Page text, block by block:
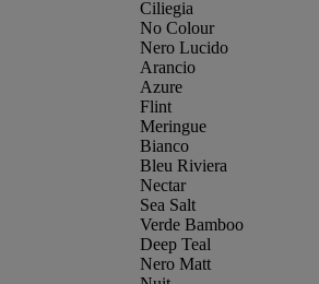
Ciliegia
No Colour
Nero Lucido
Arancio
Azure
Flint
Meringue
Bianco
Bleu Riviera
Nectar
Sea Salt
Verde Bamboo
Deep Teal
Nero Matt